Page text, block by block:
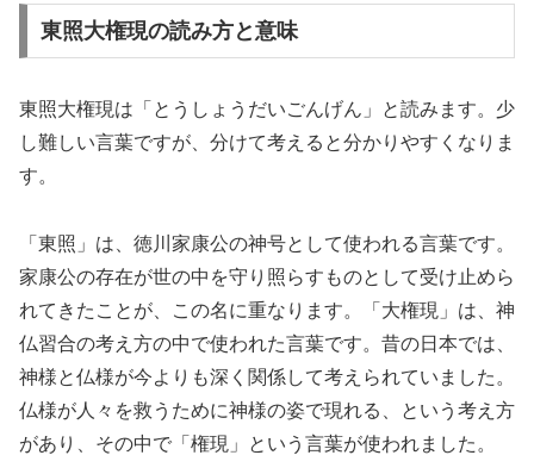
東照大権現の読み方と意味
東照大権現は「とうしょうだいごんげん」と読みます。少
し難しい言葉ですが、分けて考えると分かりやすくなりま
す。
「東照」は、徳川家康公の神号として使われる言葉です。
家康公の存在が世の中を守り照らすものとして受け止めら
れてきたことが、この名に重なります。「大権現」は、神
仏習合の考え方の中で使われた言葉です。昔の日本では、
神様と仏様が今よりも深く関係して考えられていました。
仏様が人々を救うために神様の姿で現れる、という考え方
があり、その中で「権現」という言葉が使われました。